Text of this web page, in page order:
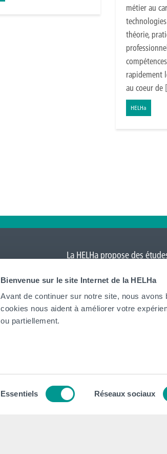
Bienvenue sur le site Internet de la HELHa
Avant de continuer sur notre site, nous avons
cookies nous aident à améliorer votre
ou partiellement.
Essentiels Réseaux sociaux
métier au
théorie,
rapidement
au coeur
HELHa
La HELHa propose des
Mouscronet Tournai (Frinoise
Plan stratégique
Conseils, Collège et Organe de